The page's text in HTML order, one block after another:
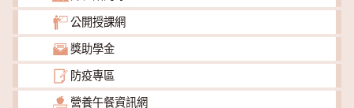
公開授課網
獎助學金
防疫專區
營養午餐資訊網